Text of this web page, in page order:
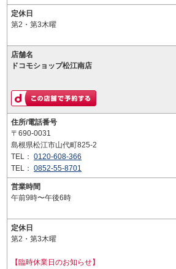
定休日
第2・第3木曜
店舗名
ドコモショップ松江南店
住所/電話番号
〒690-0031
島根県松江市山代町825-2
TEL： 0120-608-366
TEL： 0852-55-8701
営業時間
午前9時〜午後6時
定休日
第2・第3木曜
【臨時休業日のお知らせ】